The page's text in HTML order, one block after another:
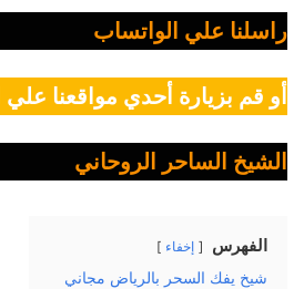
راسلنا علي الواتساب
أو قم بزيارة أحدي مواقعنا علي
الشيخ الساحر الروحاني
الفهرس إخفاء
شيخ يفك السحر بالرياض مجاني